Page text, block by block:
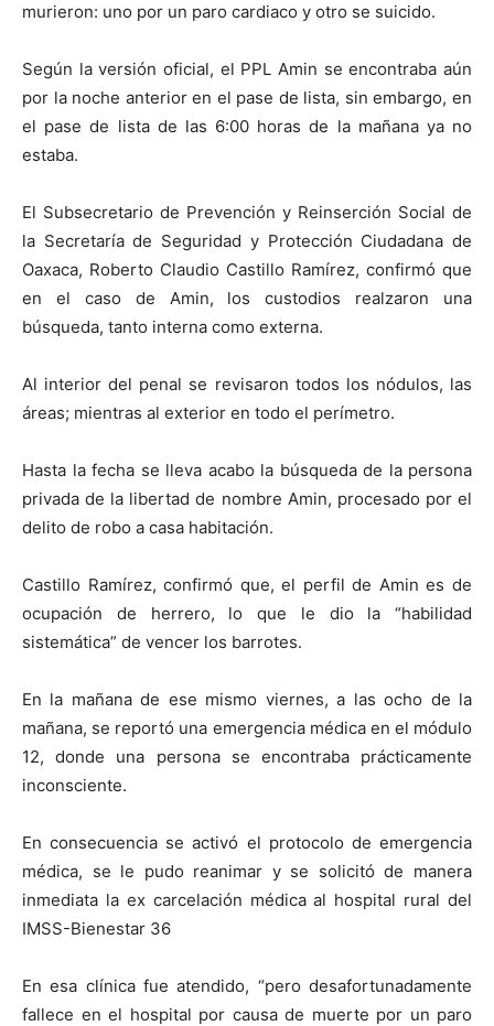
murieron: uno por un paro cardiaco y otro se suicido.
Según la versión oficial, el PPL Amin se encontraba aún
por la noche anterior en el pase de lista, sin embargo, en
el pase de lista de las 6:00 horas de la mañana ya no
estaba.
El Subsecretario de Prevención y Reinserción Social de
la Secretaría de Seguridad y Protección Ciudadana de
Oaxaca, Roberto Claudio Castillo Ramírez, confirmó que
en el caso de Amin, los custodios realzaron una
búsqueda, tanto interna como externa.
Al interior del penal se revisaron todos los nódulos, las
áreas; mientras al exterior en todo el perímetro.
Hasta la fecha se lleva acabo la búsqueda de la persona
privada de la libertad de nombre Amin, procesado por el
delito de robo a casa habitación.
Castillo Ramírez, confirmó que, el perfil de Amin es de
ocupación de herrero, lo que le dio la “habilidad
sistemática” de vencer los barrotes.
En la mañana de ese mismo viernes, a las ocho de la
mañana, se reportó una emergencia médica en el módulo
12, donde una persona se encontraba prácticamente
inconsciente.
En consecuencia se activó el protocolo de emergencia
médica, se le pudo reanimar y se solicitó de manera
inmediata la ex carcelación médica al hospital rural del
IMSS-Bienestar 36
En esa clínica fue atendido, “pero desafortunadamente
fallece en el hospital por causa de muerte por un paro